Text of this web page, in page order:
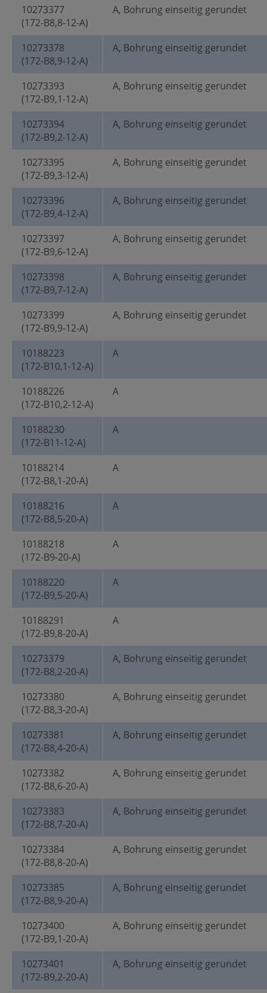
10273377
(172-B8,8-12-A)
A, Bohrung einseitig gerundet
10273378
(172-B8,9-12-A)
A, Bohrung einseitig gerundet
10273393
(172-B9,1-12-A)
A, Bohrung einseitig gerundet
10273394
(172-B9,2-12-A)
A, Bohrung einseitig gerundet
10273395
(172-B9,3-12-A)
A, Bohrung einseitig gerundet
10273396
(172-B9,4-12-A)
A, Bohrung einseitig gerundet
10273397
(172-B9,6-12-A)
A, Bohrung einseitig gerundet
10273398
(172-B9,7-12-A)
A, Bohrung einseitig gerundet
10273399
(172-B9,9-12-A)
A, Bohrung einseitig gerundet
10188223
(172-B10,1-12-A)
A
10188226
(172-B10,2-12-A)
A
10188230
(172-B11-12-A)
A
10188214
(172-B8,1-20-A)
A
10188216
(172-B8,5-20-A)
A
10188218
(172-B9-20-A)
A
10188220
(172-B9,5-20-A)
A
10188291
(172-B9,8-20-A)
A
10273379
(172-B8,2-20-A)
A, Bohrung einseitig gerundet
10273380
(172-B8,3-20-A)
A, Bohrung einseitig gerundet
10273381
(172-B8,4-20-A)
A, Bohrung einseitig gerundet
10273382
(172-B8,6-20-A)
A, Bohrung einseitig gerundet
10273383
(172-B8,7-20-A)
A, Bohrung einseitig gerundet
10273384
(172-B8,8-20-A)
A, Bohrung einseitig gerundet
10273385
(172-B8,9-20-A)
A, Bohrung einseitig gerundet
10273400
(172-B9,1-20-A)
A, Bohrung einseitig gerundet
10273401
(172-B9,2-20-A)
A, Bohrung einseitig gerundet